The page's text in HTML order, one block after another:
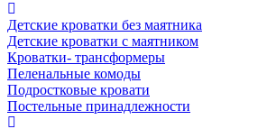
Детские кроватки без маятника
Детские кроватки с маятником
Кроватки- трансформеры
Пеленальные комоды
Подростковые кровати
Постельные принадлежности